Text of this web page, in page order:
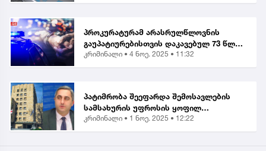
პროკურატურამ არასრულწლოვნის
გაუპატიურებისთვის დაკავებულ 73 წლის
მამაკაცს ბრალი წარუდგინა...
კრიმინალი • 4 ნოე. 2025 • 11:32
პატიმრობა შეეფარდა შემოსავლების
სამსახურის უფროსის ყოფილ
მოადგილეს - ვლადიმერ ხუნდაძეს...
კრიმინალი • 1 ნოე. 2025 • 12:22